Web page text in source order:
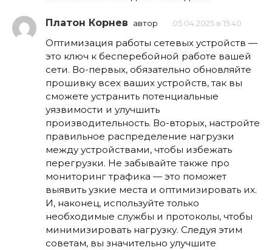
Платон Корнев автор 05.04.2025 в 15:40
Оптимизация работы сетевых устройств —
это ключ к бесперебойной работе вашей
сети. Во-первых, обязательно обновляйте
прошивку всех ваших устройств, так вы
сможете устранить потенциальные
уязвимости и улучшить
производительность. Во-вторых, настройте
правильное распределение нагрузки
между устройствами, чтобы избежать
перегрузки. Не забывайте также про
мониторинг трафика — это поможет
выявить узкие места и оптимизировать их.
И, наконец, используйте только
необходимые службы и протоколы, чтобы
минимизировать нагрузку. Следуя этим
советам, вы значительно улучшите